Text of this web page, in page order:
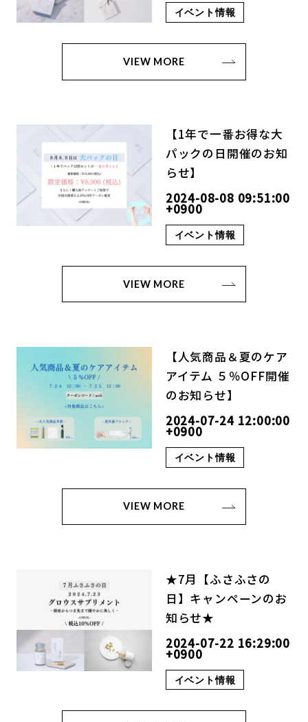
イベント情報
VIEW MORE
【1年で一番お得な大
パックの日開催のお知
らせ】
2024-08-08 09:51:00
+0900
イベント情報
VIEW MORE
【人気商品＆夏のケア
アイテム ５％OFF開催
のお知らせ】
2024-07-24 12:00:00
+0900
イベント情報
VIEW MORE
★7月【ふさふさの
日】キャンペーンのお
知らせ★
2024-07-22 16:29:00
+0900
イベント情報